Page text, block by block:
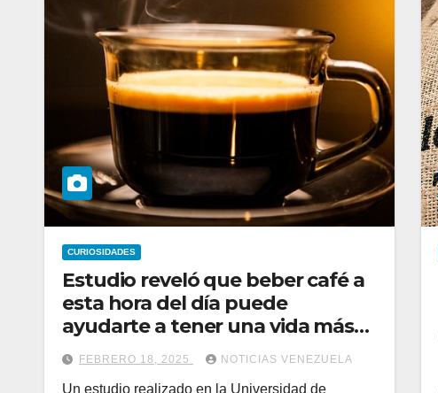
CURIOSIDADES
Estudio reveló que beber café a
esta hora del día puede
ayudarte a tener una vida más
larga
FEBRERO 18, 2025 NOTICIAS VENEZUELA
Un estudio realizado en la Universidad de